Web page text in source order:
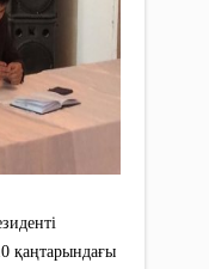
қаңтарындағы